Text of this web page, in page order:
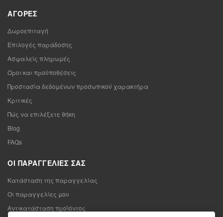
ΑΓΟΡΈΣ
Δωροεπιταγή
Επιλογές παράδοσης
Ασφαλείς πληρωμές
Όροι και προϋποθέσεις
Προστασία δεδομένων προσωπικού χαρακτήρα
Κριτικές
Πώς να επιλέξετε θήκη
Blog
FAQs
ΟΙ ΠΑΡΑΓΓΕΛΊΕΣ ΣΑΣ
Κατάσταση της παραγγελίας
Οι παραγγελίες μου
Αντικατάσταση προϊόντος